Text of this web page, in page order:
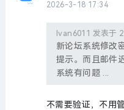
2026-3-18 17:34
Ivan6011 发表于
新论坛系统修改
提示。而且邮件
系统有问题 ...
不需要验证，不用管